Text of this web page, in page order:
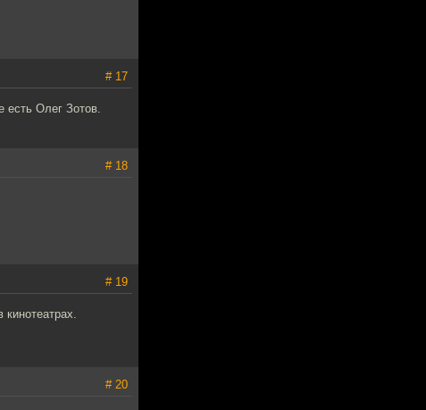
# 17
есть Олег Зотов.
# 18
# 19
# 20